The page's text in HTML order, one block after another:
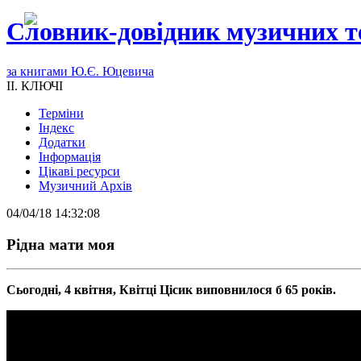
Словник-довідник музичних
за книгами Ю.Є. Юцевича
II. КЛЮЧІ
Терміни
Індекс
Додатки
Інформація
Цікаві ресурси
Музичний Архів
04/04/18 14:32:08
Рiдна мати моя
Сьогодні, 4 квітня, Квітці Цісик виповнилося б 65 років.